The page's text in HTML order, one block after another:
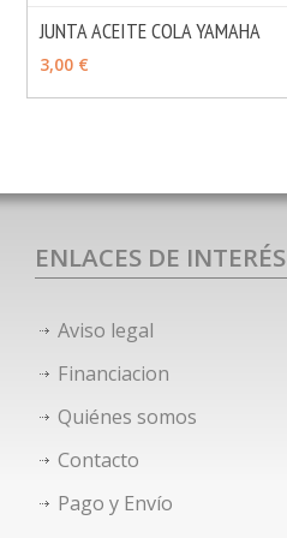
JUNTA ACEITE COLA YAMAHA
3,00 €
ENLACES DE INTERÉS
Aviso legal
Financiacion
Quiénes somos
Contacto
Pago y Envío